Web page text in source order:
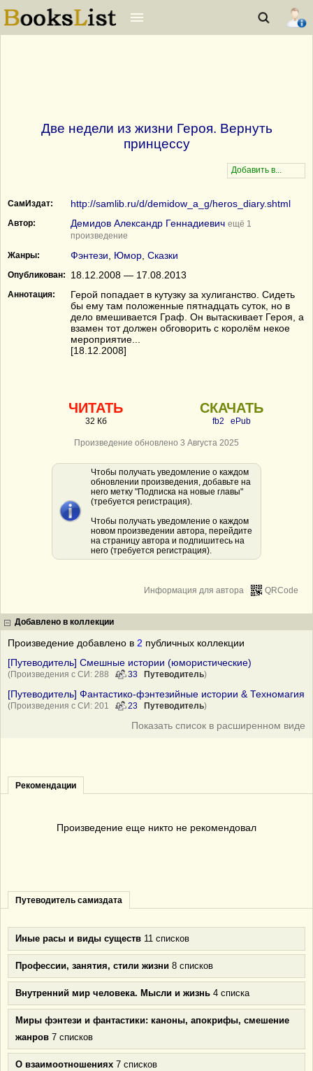
Две недели из жизни Героя. Вернуть
принцессу
СамИздат: http://samlib.ru/d/demidow_a_g/heros_diary.shtml
Автор: Демидов Александр Геннадиевич ещё 1
произведение
Жанры:
Фэнтези Юмор Сказки
Опубликован: 18.12.2008 — 17.08.2013
Аннотация:
Герой попадает в кутузку за хулиганство. Сидеть
бы ему там положенные пятнадцать суток, но в
дело вмешивается Граф. Он вытаскивает Героя, а
взамен тот должен обговорить с королём некое
мероприятие...
[18.12.2008]
ЧИТАТЬ
32 Кб
СКАЧАТЬ
fb2 ePub
Произведение обновлено 3 Августа 2025
Чтобы получать уведомление о каждом
обновлении произведения, добавьте на
него метку "Подписка на новые главы"
(требуется регистрация).
Чтобы получать уведомление о каждом
новом произведении автора, перейдите
на страницу автора и подпишитесь на
него (требуется регистрация).
QRCode
Информация для автора
Добавлено в коллекции
Произведение добавлено в 2 публичных коллекции
[Путеводитель] Смешные истории (юмористические)
(Произведения с СИ: 288 33 Путеводитель)
[Путеводитель] Фантастико-фэнтезийные истории & Техномагия
(Произведения с СИ: 201 23 Путеводитель)
Показать список в расширенном виде
Рекомендации
Произведение еще никто не рекомендовал
Путеводитель самиздата
Иные расы и виды существ 11 списков
Профессии, занятия, стили жизни 8 списков
Внутренний мир человека. Мысли и жизнь 4 списка
Миры фэнтези и фантастики: каноны, апокрифы, смешение
жанров 7 списков
О взаимоотношениях 7 списков